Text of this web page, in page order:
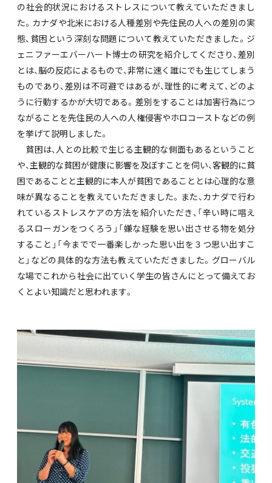
の社会的状況におけるストレスについて教えていただきまし
た。カナダや北米における人種差別や先住民の人への差別の実
態、貧困という深刻な問題について教えていただきました。ジ
ェニファーエバーハート博士の研究を紹介してくださり、差別
とは、脳の反応によるもので、非常に速く誰にでも生じてしまう
ものであり、差別は不可避ではあるが、理性的に考えて、どのよ
うに行動するかが大切である。差別をすることは加害行為につ
ながることを先住民の人への人権侵害やホロコーストなどの例
を挙げて説明しました。
貧困は、人との比較で生じる主観的な側面もあるということ
や、主観的な貧困が健康に影響を及ぼすことを伺い、客観的に貧
困であることと主観的に本人が貧困であることとは心理的な意
味が異なることを教えていただきました。また、カナダで行わ
れているストレスケアの方法を紹介いただき、「辛い時に唱え
るスローガンをつくろう」「嫌な経験を思い出させる物を処分
すること」「今までで一番楽しかった思い出を３つ思い出すこ
と」などの具体的な方法も教えていただきました。グローバル
な場でこれから社会に出ていく学生の皆さんにとって備えてお
くとよい知識だと思われます。